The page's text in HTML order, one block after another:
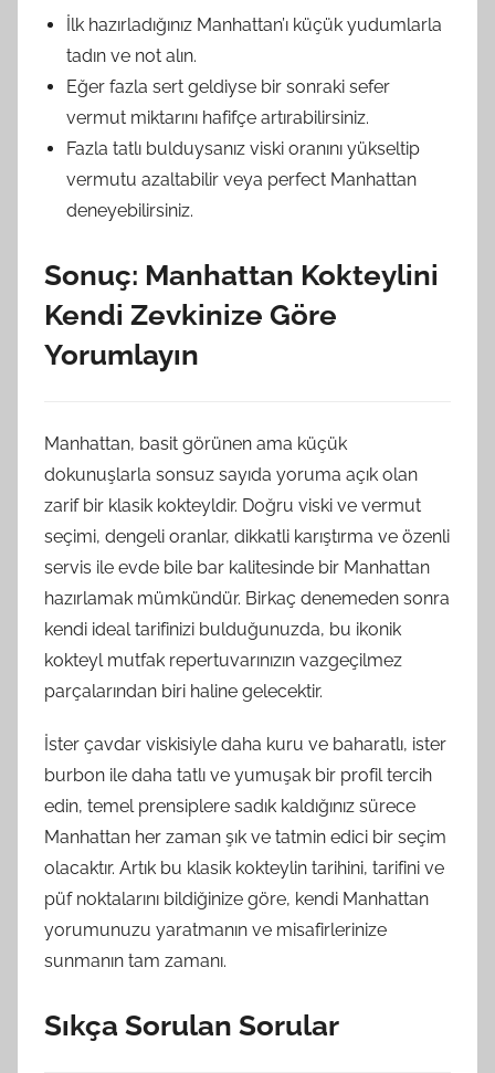
İlk hazırladığınız Manhattan’ı küçük yudumlarla
tadın ve not alın.
Eğer fazla sert geldiyse bir sonraki sefer
vermut miktarını hafifçe artırabilirsiniz.
Fazla tatlı bulduysanız viski oranını yükseltip
vermutu azaltabilir veya perfect Manhattan
deneyebilirsiniz.
Sonuç: Manhattan Kokteylini
Kendi Zevkinize Göre
Yorumlayın
Manhattan, basit görünen ama küçük
dokunuşlarla sonsuz sayıda yoruma açık olan
zarif bir klasik kokteyldir. Doğru viski ve vermut
seçimi, dengeli oranlar, dikkatli karıştırma ve özenli
servis ile evde bile bar kalitesinde bir Manhattan
hazırlamak mümkündür. Birkaç denemeden sonra
kendi ideal tarifinizi bulduğunuzda, bu ikonik
kokteyl mutfak repertuvarınızın vazgeçilmez
parçalarından biri haline gelecektir.
İster çavdar viskisiyle daha kuru ve baharatlı, ister
burbon ile daha tatlı ve yumuşak bir profil tercih
edin, temel prensiplere sadık kaldığınız sürece
Manhattan her zaman şık ve tatmin edici bir seçim
olacaktır. Artık bu klasik kokteylin tarihini, tarifini ve
püf noktalarını bildiğinize göre, kendi Manhattan
yorumunuzu yaratmanın ve misafirlerinize
sunmanın tam zamanı.
Sıkça Sorulan Sorular